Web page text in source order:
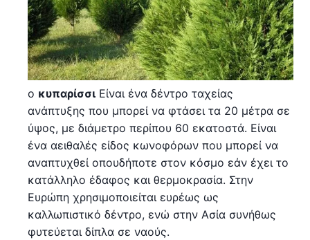
ο κυπαρίσσι Είναι ένα δέντρο ταχείας
ανάπτυξης που μπορεί να φτάσει τα 20 μέτρα σε
ύψος, με διάμετρο περίπου 60 εκατοστά. Είναι
ένα αειθαλές είδος κωνοφόρων που μπορεί να
αναπτυχθεί οπουδήποτε στον κόσμο εάν έχει το
κατάλληλο έδαφος και θερμοκρασία. Στην
Ευρώπη χρησιμοποιείται ευρέως ως
καλλωπιστικό δέντρο, ενώ στην Ασία συνήθως
φυτεύεται δίπλα σε ναούς.